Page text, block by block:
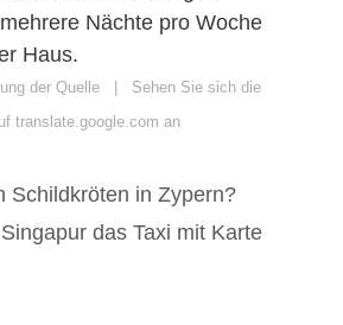
Nächte pro Woche
Haus.
der Quelle | Sehen Sie sich die
translate.google.com an
Schildkröten in Zypern?
das Taxi mit Karte